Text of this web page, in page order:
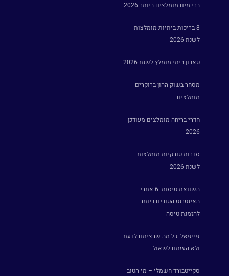
ברי מים מומלצים ביותר 2026
8 בריכות ביתיות מומלצות
לשנת 2026
טאבון ביתי מומלץ לשנת 2026
מסחר בשוק ההון ברוקרים
מומלצים
חדרי בריחה מומלצים מעודכן
2026
סדרות טורקיות מומלצות
לשנת 2026
השוואת טיסות: 6 אתרי
האינטרנט הטובים ביותר
להזמנת טיסה
פייפאל: כל מה שרציתם לדעת
ולא העזתם לשאול
סקייטבורד חשמלי – מי הטוב